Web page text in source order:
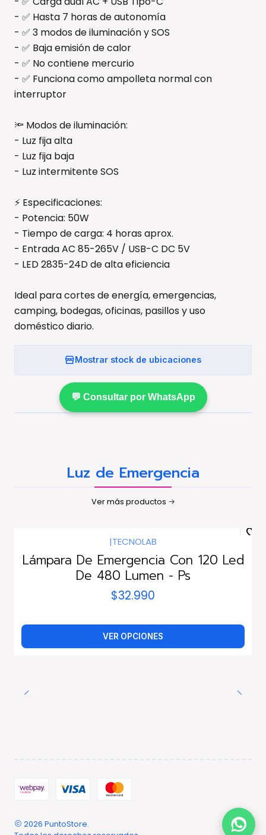
- ✅ Hasta 7 horas de autonomía
- ✅ 3 modos de iluminación y SOS
- ✅ Baja emisión de calor
- ✅ No contiene mercurio
- ✅ Funciona como ampolleta normal con
interruptor
🔦 Modos de iluminación:
- Luz fija alta
- Luz fija baja
- Luz intermitente SOS
⚡ Especificaciones:
- Potencia: 50W
- Tiempo de carga: 4 horas aprox.
- Entrada AC 85-265V / USB-C DC 5V
- LED 2835-24D de alta eficiencia
Ideal para cortes de energía, emergencias,
camping, bodegas, oficinas, pasillos y uso
doméstico diario.
Mostrar stock de ubicaciones
💬 Consultar por WhatsApp
Luz de Emergencia
Ver más productos
|TECNOLAB
Lámpara De Emergencia Con 120 Led
De 480 Lumen - Ps
$32.990
VER OPCIONES
2026 PuntoStore.